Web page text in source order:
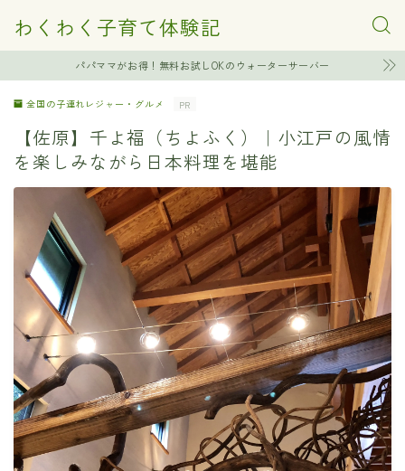
わくわく子育て体験記
パパママがお得！無料お試しOKのウォーターサーバー
全国の子連れレジャー・グルメ PR
【佐原】千よ福（ちよふく）｜小江戸の風情
を楽しみながら日本料理を堪能